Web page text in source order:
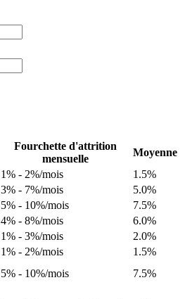
Fourchette d'attrition
mensuelle
Moyenne
1% - 2%/mois 1.5%
3% - 7%/mois 5.0%
5% - 10%/mois 7.5%
4% - 8%/mois 6.0%
1% - 3%/mois 2.0%
1% - 2%/mois 1.5%
5% - 10%/mois 7.5%